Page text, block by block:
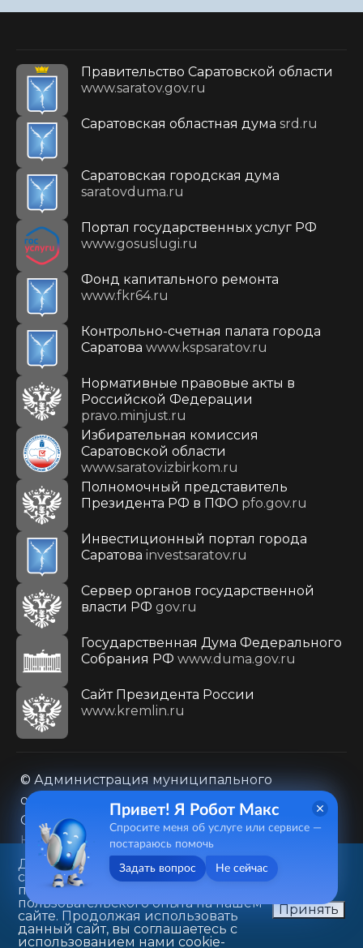
Правительство Саратовской области
www.saratov.gov.ru
Саратовская областная дума srd.ru
Саратовская городская дума
saratovduma.ru
Портал государственных услуг РФ
www.gosuslugi.ru
Фонд капитального ремонта
www.fkr64.ru
Контрольно-счетная палата города
Саратова www.kspsaratov.ru
Нормативные правовые акты в
Российской Федерации
pravo.minjust.ru
Избирательная комиссия
Саратовской области
www.saratov.izbirkom.ru
Полномочный представитель
Президента РФ в ПФО pfo.gov.ru
Инвестиционный портал города
Саратова investsaratov.ru
Сервер органов государственной
власти РФ gov.ru
Государственная Дума Федерального
Собрания РФ www.duma.gov.ru
Cайт Президента России
www.kremlin.ru
© Администрация муниципального
образования городского округа «Город
Саратов»
Контакты
Карта сайта
Политика в отношении обработки
персональных данных
410031, г. Саратов, ул. Первомайская, д. 78
+7(8452)26-02-49
Данный веб-сайт использует
cookie-файлы в целях
предоставления вам лучшего
пользовательского опыта на нашем
сайте. Продолжая использовать
данный сайт, вы соглашаетесь с
использованием нами cookie-
Принять
Привет! Я Робот Макс
Спросите меня об услуге или сервисе —
постараюсь помочь
Задать вопрос Не сейчас